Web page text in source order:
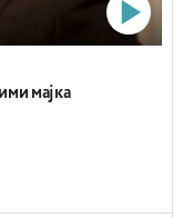
мајка